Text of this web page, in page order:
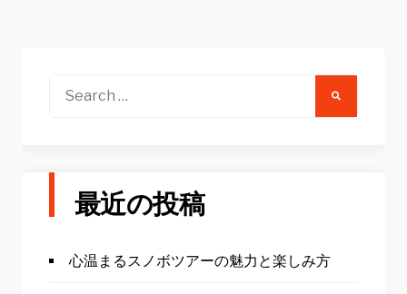
Search
最近の投稿
心温まるスノボツアーの魅力と楽しみ方